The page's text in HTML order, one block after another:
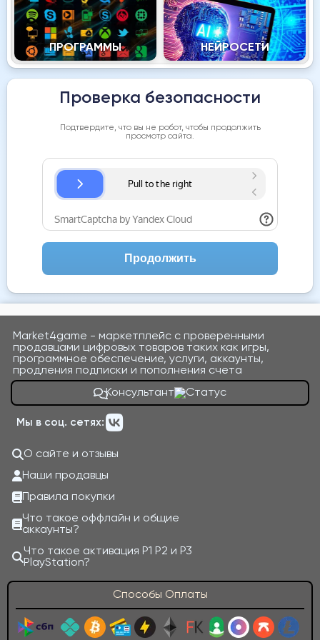
ПРОГРАММЫ НЕЙРОСЕТИ
Проверка безопасности
Подтвердите, что вы не робот, чтобы продолжить
просмотр сайта.
Продолжить
Market4game - маркетплейс с проверенными
продавцами цифровых товаров таких как игры,
программное обеспечение, услуги, аккаунты,
продления подписки и пополнения счета
Консультант
Мы в соц. сетях:
О сайте и отзывы
Наши продавцы
Правила покупки
Что такое оффлайн и общие
аккаунты?
Что такое активация P1 P2 и P3
PlayStation?
Способы Оплаты